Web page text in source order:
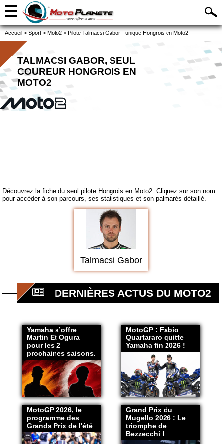
Accueil > Sport > Moto2 > Pilote Talmacsi Gabor - unique Hongrois en Moto2
TALMACSI GABOR, SEUL
COUREUR HONGROIS EN
MOTO2
Découvrez la fiche du seul pilote Hongrois en Moto2. Cliquez sur son nom
pour accéder à son parcours, ses statistiques et son palmarès détaillé.
Talmacsi Gabor
DERNIÈRES ACTUS DU MOTO2
Yamaha s’offre
Martin Et Ogura
pour les 2
prochaines saisons.
MotoGP : Fabio
Quartararo quitte
Yamaha fin 2026 !
MotoGP 2026, le
programme des
Grands Prix de l'été
Grand Prix du
Mugello 2026 : Le
triomphe de
Bezzecchi !